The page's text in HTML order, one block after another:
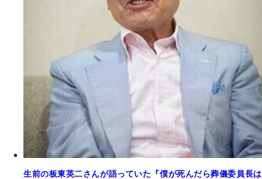
生前の板東英二さんが語っていた『僕が死んだら葬儀委員長は